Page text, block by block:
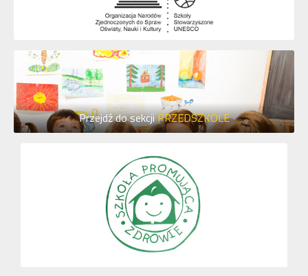
Przejdź do sekcjiPRZEDSZKOLE